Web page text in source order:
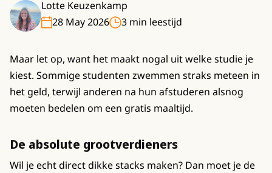
Lotte Keuzenkamp
28 May 2026
3 min leestijd
Maar let op, want het maakt nogal uit welke studie je
kiest. Sommige studenten zwemmen straks meteen in
het geld, terwijl anderen na hun afstuderen alsnog
moeten bedelen om een gratis maaltijd.
De absolute grootverdieners
Wil je echt direct dikke stacks maken? Dan moet je de